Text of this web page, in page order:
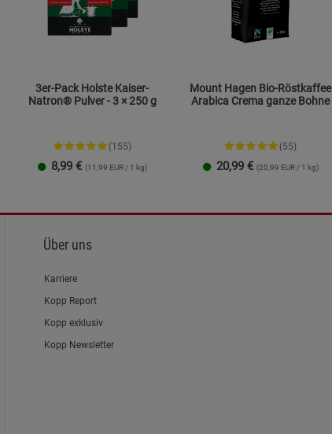
3er-Pack Holste Kaiser-
Natron® Pulver - 3 × 250 g
(155)
8,99 € (11,99 EUR / 1 kg)
Mount Hagen Bio-Röstkaffee
Arabica Crema ganze Bohne
(55)
20,99 € (20,99 EUR / 1 kg)
Über uns
Karriere
Kopp Report
Kopp exklusiv
Kopp Newsletter